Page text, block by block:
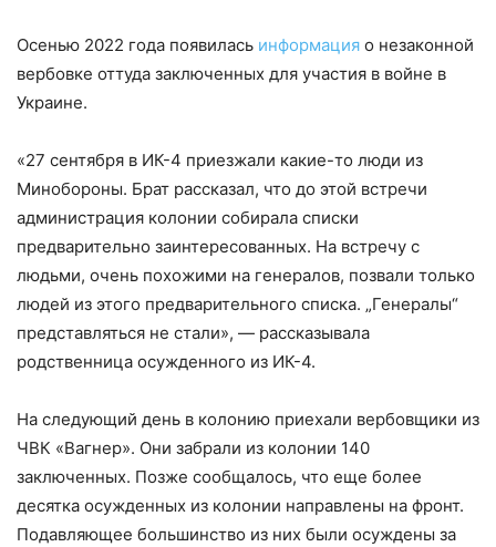
Осенью 2022 года появилась информация о незаконной
вербовке оттуда заключенных для участия в войне в
Украине.
«27 сентября в ИК-4 приезжали какие-то люди из
Минобороны. Брат рассказал, что до этой встречи
администрация колонии собирала списки
предварительно заинтересованных. На встречу с
людьми, очень похожими на генералов, позвали только
людей из этого предварительного списка. „Генералы“
представляться не стали», — рассказывала
родственница осужденного из ИК-4.
На следующий день в колонию приехали вербовщики из
ЧВК «Вагнер». Они забрали из колонии 140
заключенных. Позже сообщалось, что еще более
десятка осужденных из колонии направлены на фронт.
Подавляющее большинство из них были осуждены за